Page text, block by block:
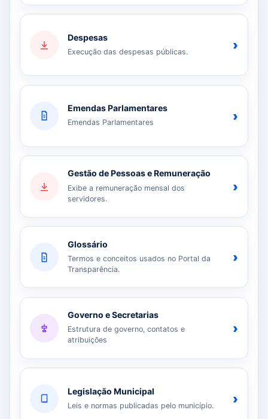
Despesas
Execução das despesas públicas. ›
Emendas Parlamentares
Emendas Parlamentares ›
Gestão de Pessoas e Remuneração
Exibe a remuneração mensal dos
servidores.
›
Glossário
Termos e conceitos usados no Portal da
Transparência.
›
Governo e Secretarias
Estrutura de governo, contatos e
atribuições
›
Legislação Municipal
Leis e normas publicadas pelo município. ›